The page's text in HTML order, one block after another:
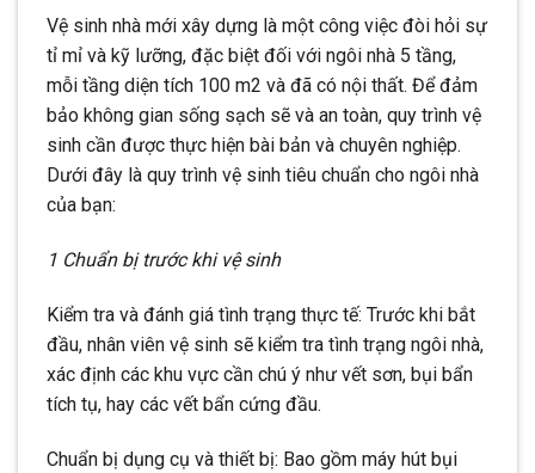
Vệ sinh nhà mới xây dựng là một công việc đòi hỏi sự
tỉ mỉ và kỹ lưỡng, đặc biệt đối với ngôi nhà 5 tầng,
mỗi tầng diện tích 100 m2 và đã có nội thất. Để đảm
bảo không gian sống sạch sẽ và an toàn, quy trình vệ
sinh cần được thực hiện bài bản và chuyên nghiệp.
Dưới đây là quy trình vệ sinh tiêu chuẩn cho ngôi nhà
của bạn:
1 Chuẩn bị trước khi vệ sinh
Kiểm tra và đánh giá tình trạng thực tế: Trước khi bắt
đầu, nhân viên vệ sinh sẽ kiểm tra tình trạng ngôi nhà,
xác định các khu vực cần chú ý như vết sơn, bụi bẩn
tích tụ, hay các vết bẩn cứng đầu.
Chuẩn bị dụng cụ và thiết bị: Bao gồm máy hút bụi